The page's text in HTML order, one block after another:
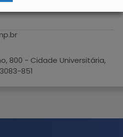
800 - Cidade Universitária,
851